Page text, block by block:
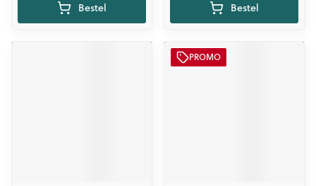
Bestel Bestel
PROMO